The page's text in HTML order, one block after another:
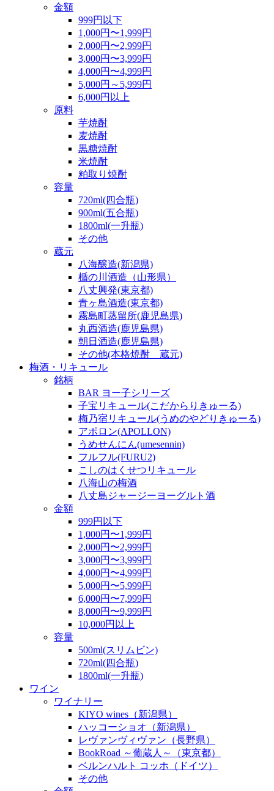
金額
999円以下
1,000円〜1,999円
2,000円〜2,999円
3,000円〜3,999円
4,000円〜4,999円
5,000円～5,999円
6,000円以上
原料
芋焼酎
麦焼酎
黒糖焼酎
米焼酎
粕取り焼酎
容量
720ml(四合瓶)
900ml(五合瓶)
1800ml(一升瓶)
その他
蔵元
八海醸造(新潟県)
楯の川酒造（山形県）
八丈興発(東京都)
青ヶ島酒造(東京都)
霧島町蒸留所(鹿児島県)
丸西酒造(鹿児島県)
朝日酒造(鹿児島県)
その他(本格焼酎 蔵元)
梅酒・リキュール
銘柄
BAR ヨー子シリーズ
子宝リキュール(こだからりきゅーる)
梅乃宿リキュール(うめのやどりきゅーる)
アポロン(APOLLON)
うめせんにん(umesennin)
フルフル(FURU2)
こしのはくせつリキュール
八海山の梅酒
八丈島ジャージーヨーグルト酒
金額
999円以下
1,000円〜1,999円
2,000円〜2,999円
3,000円〜3,999円
4,000円〜4,999円
5,000円〜5,999円
6,000円〜7,999円
8,000円〜9,999円
10,000円以上
容量
500ml(スリムビン)
720ml(四合瓶)
1800ml(一升瓶)
ワイン
ワイナリー
KIYO wines（新潟県）
ハッコーショオ（新潟県）
レヴァンヴィヴァン（長野県）
BookRoad ～葡蔵人～（東京都）
ベルンハルト コッホ（ドイツ）
その他